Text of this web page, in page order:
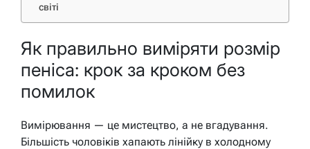
світі
Як правильно виміряти розмір
пеніса: крок за кроком без
помилок
Вимірювання — це мистецтво, а не вгадування.
Більшість чоловіків хапають лінійку в холодному